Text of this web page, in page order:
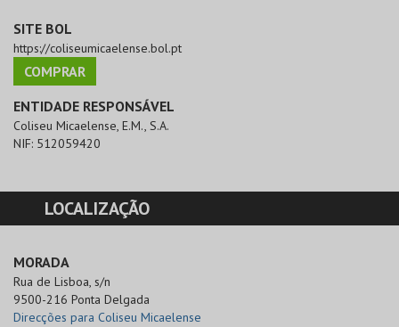
SITE BOL
https://coliseumicaelense.bol.pt
COMPRAR
ENTIDADE RESPONSÁVEL
Coliseu Micaelense, E.M., S.A.
NIF: 512059420
LOCALIZAÇÃO
MORADA
Rua de Lisboa, s/n
9500-216 Ponta Delgada
Direcções para Coliseu Micaelense